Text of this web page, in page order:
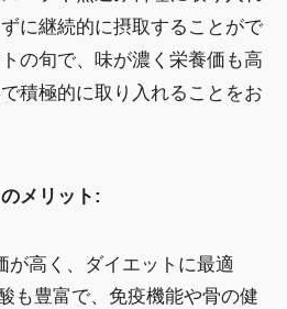
に継続的に摂取することがで
の旬で、味が濃く栄養価も高
積極的に取り入れることをお
メリット:
が高く、ダイエットに最適
も豊富で、免疫機能や骨の健